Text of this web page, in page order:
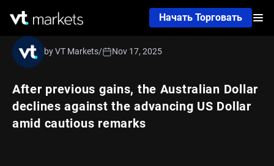
Начать Торговать
After previous gains, the Australian Dollar
declines against the advancing US Dollar
amid cautious remarks
by VT Markets/ Nov 17, 2025